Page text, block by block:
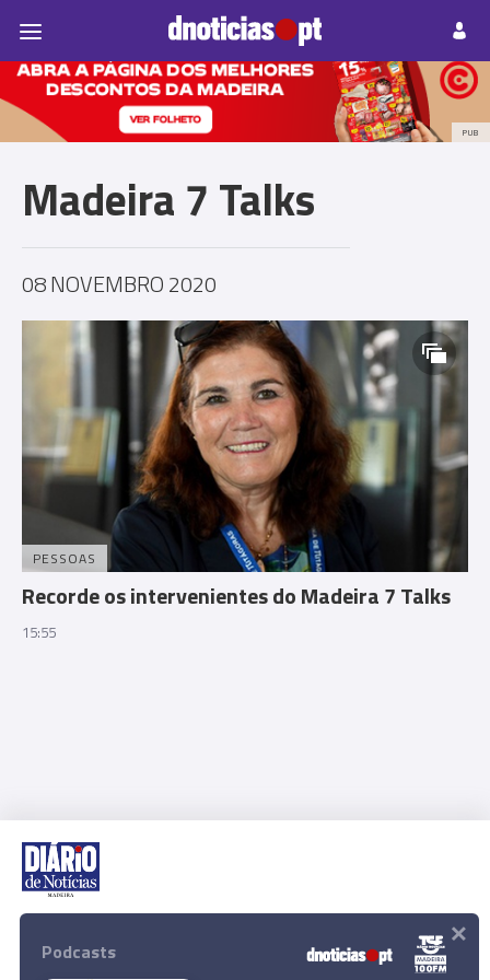
Prazeres Paisagens
PUB
Madeira 7 Talks
08 NOVEMBRO 2020
PESSOAS
Recorde os intervenientes do Madeira 7 Talks
15:55
Rua Dr. Fernão de Ornelas, 56 - 3º
291 202 300
Podcasts ×